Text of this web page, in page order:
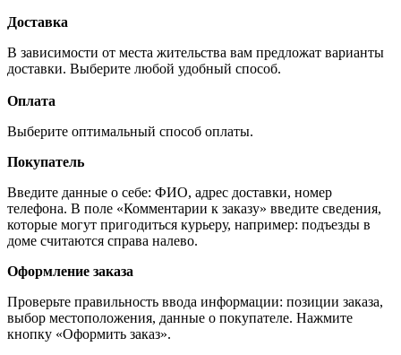
Доставка
В зависимости от места жительства вам предложат варианты
доставки. Выберите любой удобный способ.
Оплата
Выберите оптимальный способ оплаты.
Покупатель
Введите данные о себе: ФИО, адрес доставки, номер
телефона. В поле «Комментарии к заказу» введите сведения,
которые могут пригодиться курьеру, например: подъезды в
доме считаются справа налево.
Оформление заказа
Проверьте правильность ввода информации: позиции заказа,
выбор местоположения, данные о покупателе. Нажмите
кнопку «Оформить заказ».